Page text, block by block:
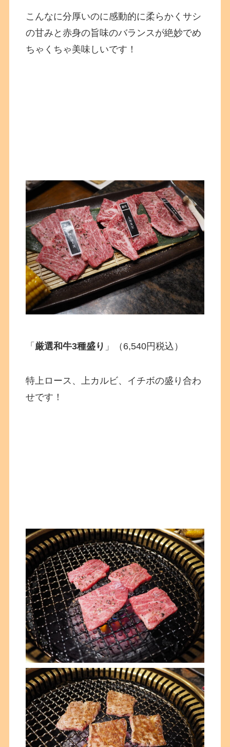
こんなに分厚いのに感動的に柔らかくサシ
の甘みと赤身の旨味のバランスが絶妙でめ
ちゃくちゃ美味しいです！
「 厳選和牛3種盛り 」（6,540円税込）
特上ロース、上カルビ、イチボの盛り合わ
せです！